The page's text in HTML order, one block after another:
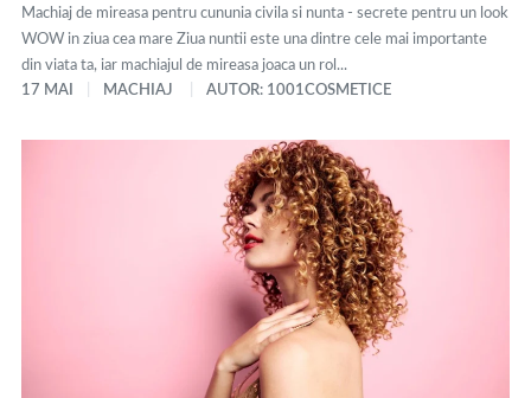
Machiaj de mireasa pentru cununia civila si nunta - secrete pentru un look
WOW in ziua cea mare Ziua nuntii este una dintre cele mai importante
din viata ta, iar machiajul de mireasa joaca un rol...
17 MAI
MACHIAJ AUTOR: 1001COSMETICE